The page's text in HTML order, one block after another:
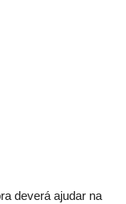
deverá ajudar na